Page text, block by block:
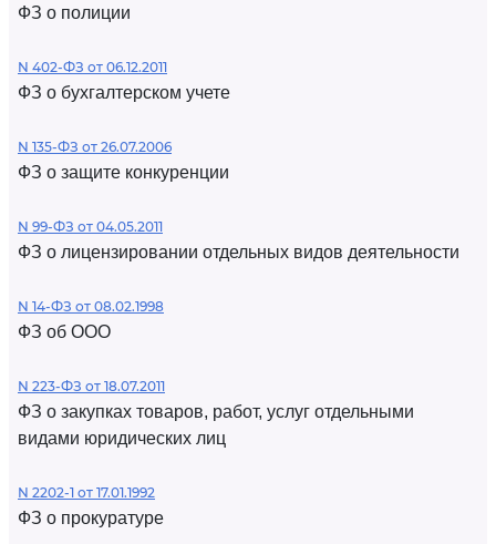
ФЗ о полиции
N 402-ФЗ от 06.12.2011
ФЗ о бухгалтерском учете
N 135-ФЗ от 26.07.2006
ФЗ о защите конкуренции
N 99-ФЗ от 04.05.2011
ФЗ о лицензировании отдельных видов деятельности
N 14-ФЗ от 08.02.1998
ФЗ об ООО
N 223-ФЗ от 18.07.2011
ФЗ о закупках товаров, работ, услуг отдельными
видами юридических лиц
N 2202-1 от 17.01.1992
ФЗ о прокуратуре